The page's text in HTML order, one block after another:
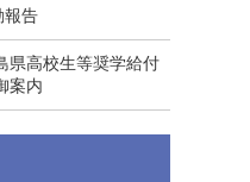
報告
県高校生等奨学給付
案内